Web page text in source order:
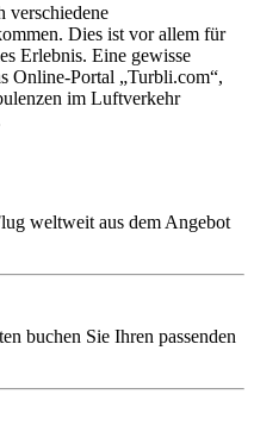
verschiedene
Dies ist vor allem für
Erlebnis. Eine gewisse
Online-Portal „Turbli.com“,
im Luftverkehr
weltweit aus dem Angebot
buchen Sie Ihren passenden